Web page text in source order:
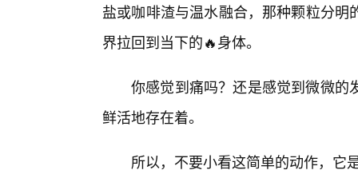
盐或咖啡渣与温水融合，那种颗粒分
界拉回到当下的🔥身体。
你感觉到痛吗？还是感觉到微微的
鲜活地存在着。
所以，不要小看这简单的动作，它